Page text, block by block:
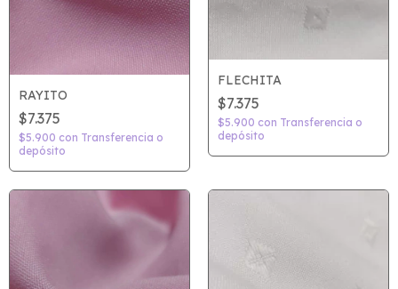
RAYITO
$7.375
$5.900 con Transferencia o
depósito
FLECHITA
$7.375
$5.900 con Transferencia o
depósito